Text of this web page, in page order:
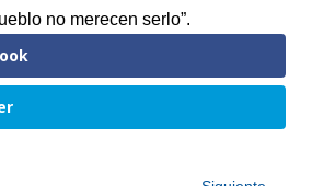
no merecen serlo”.